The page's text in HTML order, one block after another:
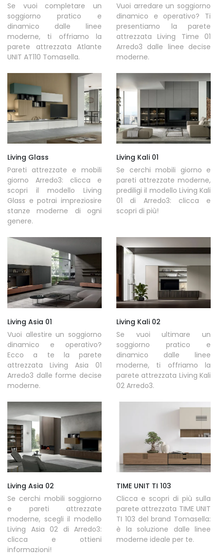
Se vuoi completare un
soggiorno pratico e
dinamico dalle linee
moderne, ti offriamo la
parete attrezzata Atlante
UNIT AT110 Tomasella.
Vuoi arredare un soggiorno
dinamico e operativo? Ti
presentiamo la parete
attrezzata Living Time 01
Arredo3 dalle linee decise
moderne.
Living Glass
Pareti attrezzate e mobili
giorno Arredo3: clicca e
scopri il modello Living
Glass e potrai impreziosire
stanze moderne di ogni
genere.
Living Kali 01
Se cerchi mobili giorno e
pareti attrezzate moderne,
prediligi il modello Living Kali
01 di Arredo3: clicca e
scopri di più!
Living Asia 01
Vuoi allestire un soggiorno
dinamico e operativo?
Ecco a te la parete
attrezzata Living Asia 01
Arredo3 dalle forme decise
moderne.
Living Kali 02
Se vuoi ultimare un
soggiorno pratico e
dinamico dalle linee
moderne, ti offriamo la
parete attrezzata Living Kali
02 Arredo3.
Living Asia 02
Se cerchi mobili soggiorno
e pareti attrezzate
moderne, scegli il modello
Living Asia 02 di Arredo3:
clicca e ottieni
informazioni!
TIME UNIT TI 103
Clicca e scopri di più sulla
parete attrezzata TIME UNIT
TI 103 del brand Tomasella:
è la soluzione dalle linee
moderne ideale per te.